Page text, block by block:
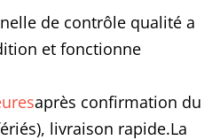
de contrôle qualité a
et fonctionne
après confirmation du
livraison rapide.La